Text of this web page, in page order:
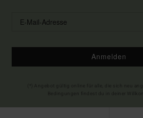
Anmelden